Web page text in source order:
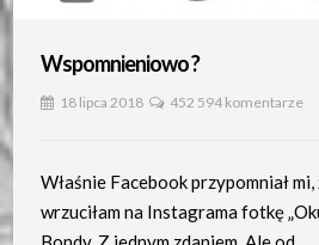
Wspomnieniowo ?
18 lipca 2018 452 594 komentarze
Właśnie Facebook przypomniał
wrzuciłam na Instagrama fotkę